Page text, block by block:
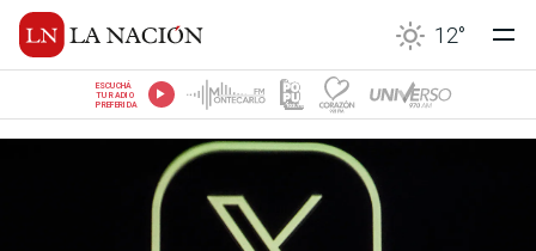
12°
ESCUCHÁ
TU RADIO
PREFERIDA